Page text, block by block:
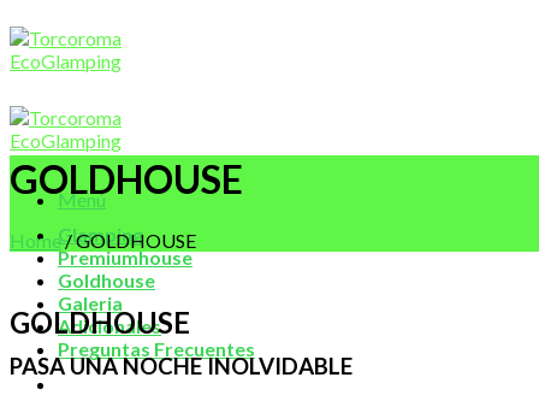
al
contenido
Menú
Glamping
Premiumhouse
Goldhouse
Galeria
Adicionales
Preguntas Frecuentes
GOLDHOUSE
Home/GOLDHOUSE
GOLDHOUSE
PASA UNA NOCHE INOLVIDABLE